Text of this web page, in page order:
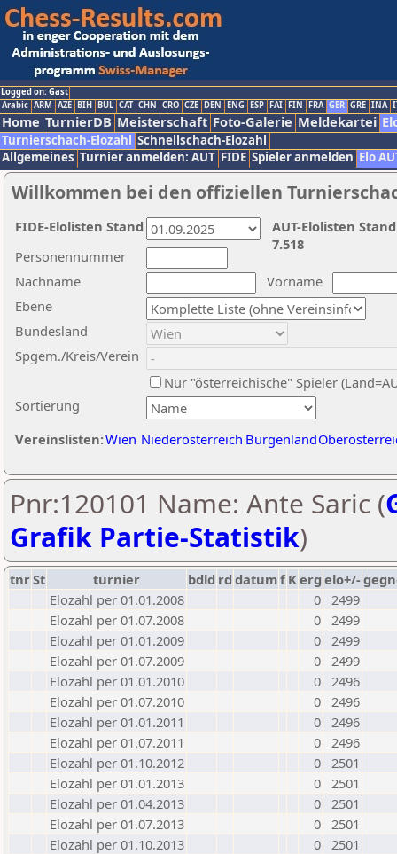
Logged on: Gast
Arabic ARM AZE BIH BUL CAT CHN CRO CZE DEN ENG ESP FAI FIN FRA GER GRE INA
Home TurnierDB Meisterschaft Foto-Galerie Meldekartei
Turnierschach-Elozahl Schnellschach-Elozahl
Allgemeines Turnier anmelden: AUT FIDE Spieler anmelden Elo
Willkommen bei den offiziellen
Nachname
Vorname
Ebene
Sortierung
Personennummer
Bundesland
Spgem./Kreis/Verein
Nur "österreichische" Spieler
Vereinslisten:Wien Niederösterreich Burgenland
AUT-Elolisten
7.518
FIDE-Elolisten Stand
Pnr:120101 Name: Ante Saric (
Grafik Partie-Statistik)
tnrSt turnier bdld rd datumf Kerg elo+/-
Elozahl per 01.01.2008
0 2499
Elozahl per 01.07.2008
0 2499
Elozahl per 01.01.2009
0 2499
Elozahl per 01.07.2009
0 2499
Elozahl per 01.01.2010
0 2496
Elozahl per 01.07.2010
0 2496
Elozahl per 01.01.2011
0 2496
Elozahl per 01.07.2011
0 2496
Elozahl per 01.10.2012
0 2501
Elozahl per 01.01.2013
0 2501
Elozahl per 01.04.2013
0 2501
Elozahl per 01.07.2013
0 2501
Elozahl per 01.10.2013
0 2501